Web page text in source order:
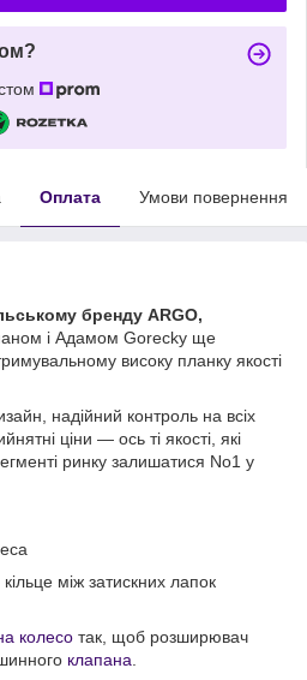
Оплата Умови повернення
бренду ARGO,
і Адамом Gorecky ще
високу планку якості
надійний контроль на всіх
ціни — ось ті якості, які
ринку залишатися No1 у
кільце між затискних лапок
колесо так, щоб розширювач
клапана